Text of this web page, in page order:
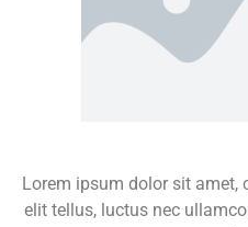
Lorem ipsum dolor sit amet,
elit tellus, luctus nec